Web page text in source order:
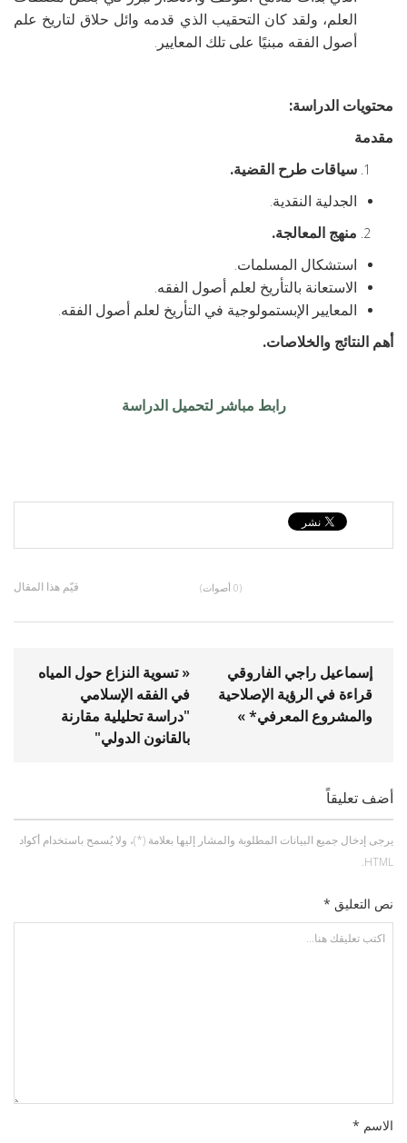
العلم، ولقد كان التحقيب الذي قدمه وائل حلاق لتاريخ علم
أصول الفقه مبنيًا على تلك المعايير.
محتويات الدراسة:
مقدمة
سياقات طرح القضية.
الجدلية النقدية.
منهج المعالجة.
استشكال المسلمات.
الاستعانة بالتأريخ لعلم أصول الفقه.
المعايير الإبستمولوجية في التأريخ لعلم أصول الفقه.
أهم النتائج والخلاصات.
رابط مباشر لتحميل الدراسة
قيّم هذا المقال (0 أصوات)
« تسوية النزاع حول المياه
في الفقه الإسلامي
"دراسة تحليلية مقارنة
بالقانون الدولي"
إسماعيل راجي الفاروقي
قراءة في الرؤية الإصلاحية
والمشروع المعرفي* »
أضف تعليقاً
يرجى إدخال جميع البيانات المطلوبة والمشار إليها بعلامة (*)، ولا يُسمح باستخدام أكواد
HTML.
نص التعليق *
الاسم *